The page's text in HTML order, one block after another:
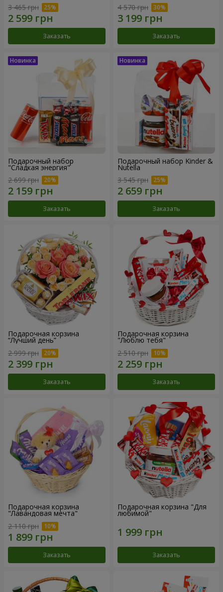
3 465 грн
Заказать
4 570 грн
Заказать
Подарочный набор
"Сладкая энергия"
2 699 грн
Заказать
Подарочный набор Kinder &
Nutella
3 545 грн
Заказать
Подарочная корзина
“Лучший день”
2 999 грн
Заказать
Подарочная корзина
"Люблю тебя"
2 510 грн
Заказать
Подарочная корзина
"Лавандовая мечта"
2 110 грн
Заказать
Подарочная корзина "Для
любимой"
Заказать